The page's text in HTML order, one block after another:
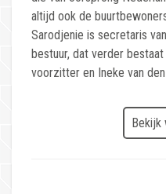
altijd ook de
Sarodjenie is secretaris
bestuur, dat verder bestaat
voorzitter en Ineke van
Bekijk